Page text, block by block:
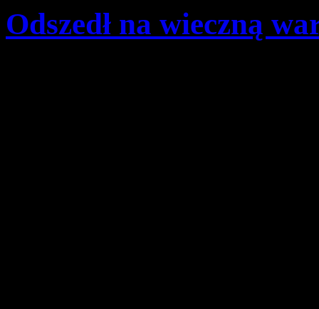
Odszedł na wieczną